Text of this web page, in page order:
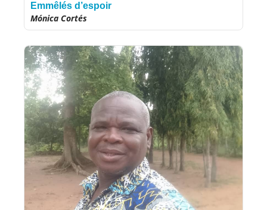
Emmêlés d’espoir
Mónica Cortés